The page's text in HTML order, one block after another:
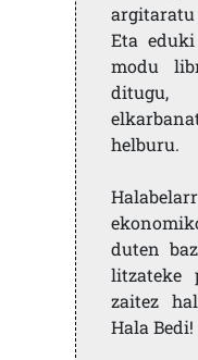
argitaratu
Eta
modu
helburu.
duten
litzateke
zaitez
Hala Bedi!